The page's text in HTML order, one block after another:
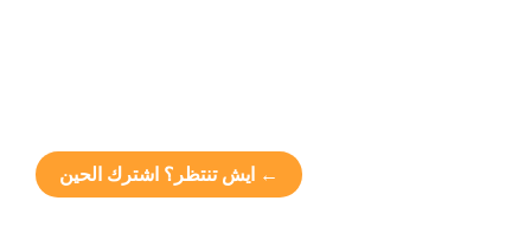
← ايش تنتظر؟ اشترك الحين